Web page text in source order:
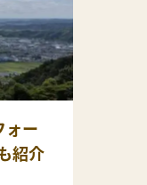
ォー
紹介